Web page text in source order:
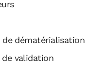
dématérialisation
validation